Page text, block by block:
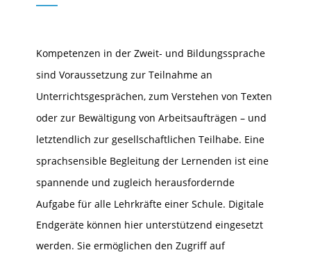
Kompetenzen in der Zweit- und Bildungssprache
sind Voraussetzung zur Teilnahme an
Unterrichtsgesprächen, zum Verstehen von Texten
oder zur Bewältigung von Arbeitsaufträgen – und
letztendlich zur gesellschaftlichen Teilhabe. Eine
sprachsensible Begleitung der Lernenden ist eine
spannende und zugleich herausfordernde
Aufgabe für alle Lehrkräfte einer Schule. Digitale
Endgeräte können hier unterstützend eingesetzt
werden. Sie ermöglichen den Zugriff auf